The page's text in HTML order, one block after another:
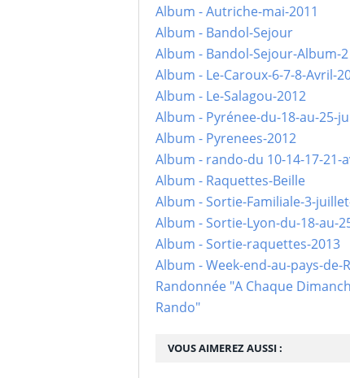
VOUS AIMEREZ AUSSI :
Album - Autriche-mai-2011
Album - Bandol-Sejour
Album - Bandol-Sejour-Album-2
Album - Le-Caroux-6-7-8-Avril-
Album - Le-Salagou-2012
Album - Pyrénee-du-18-au-25-
Album - Pyrenees-2012
Album - rando-du 10-14-17-21-
Album - Raquettes-Beille
Album - Sortie-Familiale-3-
Album - Sortie-Lyon-du-18-au-
Album - Sortie-raquettes-2013
Album - Week-end-au-pays-de-
Randonnée "A Chaque
Rando"